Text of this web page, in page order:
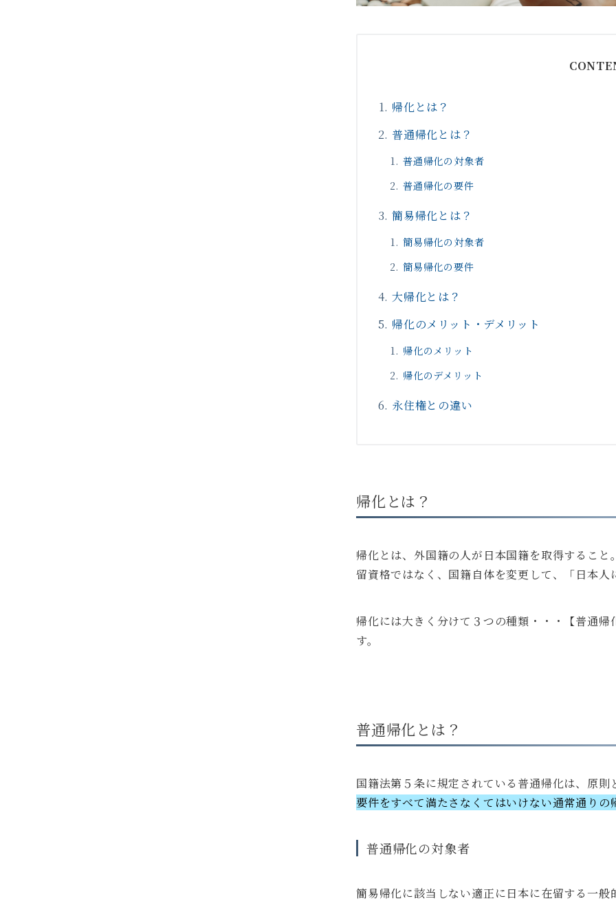
帰化とは？
普通帰化とは？
普通帰化の対象者
普通帰化の要件
簡易帰化とは？
簡易帰化の対象者
簡易帰化の要件
大帰化とは？
帰化のメリット・デメリット
帰化のメリット
帰化のデメリット
永住権との違い
帰化とは？
帰化とは、外国籍の人が日本国籍を取得するこ
留資格ではなく、国籍自体を変更して、「日本
帰化には大きく分けて３つの種類・・・【普通
す。
普通帰化とは？
国籍法第５条に規定されている普通帰化は、原
要件をすべて満たさなくてはいけない通常通りの
普通帰化の対象者
簡易帰化に該当しない適正に日本に在留する一般